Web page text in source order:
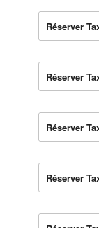
Réserver
Réserver
Réserver
Réserver